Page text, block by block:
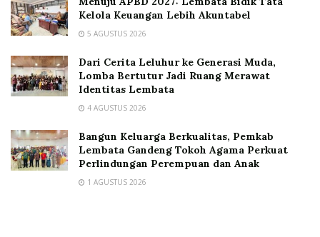
Kelola Keuangan Lebih Akuntabel
5 AGUSTUS 2026
Dari Cerita Leluhur ke Generasi Muda,
Lomba Bertutur Jadi Ruang Merawat
Identitas Lembata
4 AGUSTUS 2026
Bangun Keluarga Berkualitas, Pemkab
Lembata Gandeng Tokoh Agama Perkuat
Perlindungan Perempuan dan Anak
1 AGUSTUS 2026